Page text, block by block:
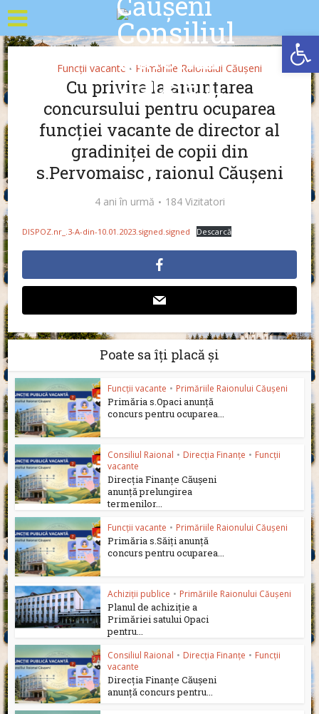
Funcții vacante • Primăriile Raionului Căușeni
Cu privire la anunțarea
concursului pentru ocuparea
funcției vacante de director al
gradiniței de copii din
s.Pervomaisc , raionul Căușeni
4 ani în urmă 184 Vizitatori
DISPOZ.nr_.3-A-din-10.01.2023.signed.signed Descarcă
Poate sa îți placă și
Funcții vacante • Primăriile Raionului Căușeni
Primăria s.Opaci anunță
concurs pentru ocuparea...
Consiliul Raional • Direcția Finanțe • Funcții
vacante
Direcția Finanțe Căușeni
anunță prelungirea
termenilor...
Funcții vacante • Primăriile Raionului Căușeni
Primăria s.Săiți anunță
concurs pentru ocuparea...
Achiziții publice • Primăriile Raionului Căușeni
Planul de achiziție a
Primăriei satului Opaci
pentru...
Consiliul Raional • Direcția Finanțe • Funcții
vacante
Direcția Finanțe Căușeni
anunță concurs pentru...